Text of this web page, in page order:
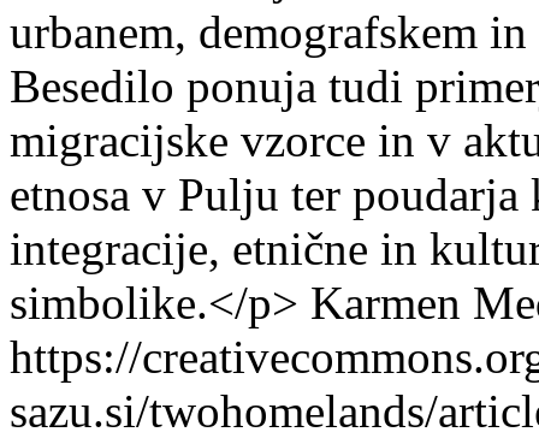
urbanem, demografskem
Besedilo ponuja tudi
migracijske vzorce in v
etnosa v Pulju ter
integracije, etnične in
simbolike.</p> Karmen
https://
sazu.si/twohomelands/